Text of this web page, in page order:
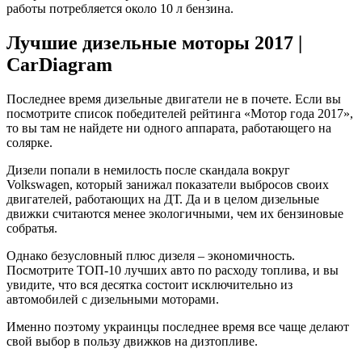
работы потребляется около 10 л бензина.
Лучшие дизельные моторы 2017 |
CarDiagram
Последнее время дизельные двигатели не в почете. Если вы
посмотрите список победителей рейтинга «Мотор года 2017»,
то вы там не найдете ни одного аппарата, работающего на
солярке.
Дизели попали в немилость после скандала вокруг
Volkswagen, который занижал показатели выбросов своих
двигателей, работающих на ДТ. Да и в целом дизельные
движки считаются менее экологичными, чем их бензиновые
собратья.
Однако безусловный плюс дизеля – экономичность.
Посмотрите ТОП-10 лучших авто по расходу топлива, и вы
увидите, что вся десятка состоит исключительно из
автомобилей с дизельными моторами.
Именно поэтому украинцы последнее время все чаще делают
свой выбор в пользу движков на дизтопливе.